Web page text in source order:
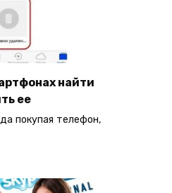
найти
ее
покупая телефон,